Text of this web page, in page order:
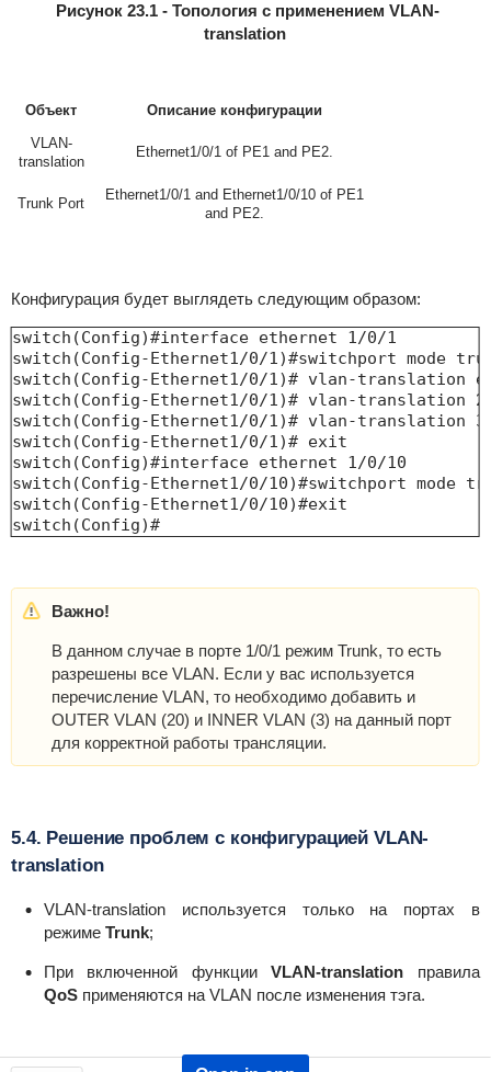
Рисунок 23.1 - Топология с применением VLAN-
translation
Объект
Описание конфигурации
VLAN-
translation
Ethernet1/0/1 of PE1 and PE2.
Trunk Port
Ethernet1/0/1 and Ethernet1/0/10 of PE1
and PE2.
Конфигурация будет выглядеть следующим образом:
switch(Config)#interface ethernet 1/0/1
switch(Config-Ethernet1/0/1)#switchport mode
switch(Config-Ethernet1/0/1)# vlan-translation
switch(Config-Ethernet1/0/1)# vlan-translation
switch(Config-Ethernet1/0/1)# vlan-translation
switch(Config-Ethernet1/0/1)# exit
switch(Config)#interface ethernet 1/0/10
switch(Config-Ethernet1/0/10)#switchport mode
switch(Config-Ethernet1/0/10)#exit
switch(Config)#
Важно!
В данном случае в порте 1/0/1 режим Trunk, то есть
разрешены все VLAN. Если у вас используется
перечисление VLAN, то необходимо добавить и
OUTER VLAN (20) и INNER VLAN (3) на данный порт
для корректной работы трансляции.
5.4. Решение проблем с конфигурацией VLAN-
translation
VLAN-translation используется только на портах в
режимеTrunk;
При включенной функции VLAN-translationправила
QoSприменяются на VLAN после изменения тэга.